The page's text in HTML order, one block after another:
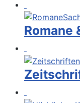
Romane